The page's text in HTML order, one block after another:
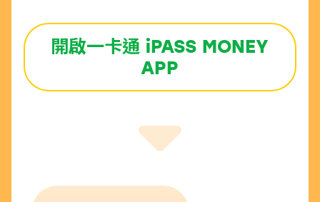
開啟一卡通iPASS MONEY
APP